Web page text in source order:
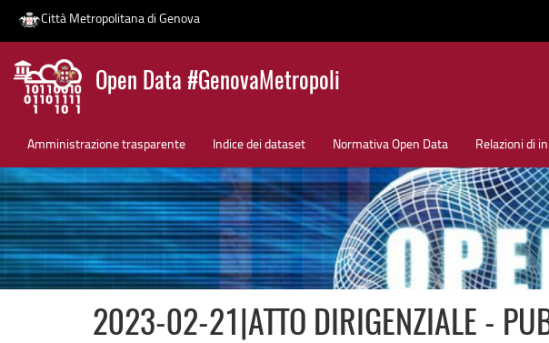
Salta
contenuto
Città Metropolitana di Genova
Open Data #GenovaMetropoli
Amministrazione trasparente Indice dei dataset Normativa Open Data Relazioni di
News
2023-02-21|ATTO DIRIGENZIALE -